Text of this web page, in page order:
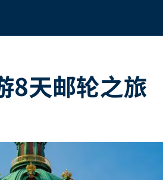
8天邮轮之旅